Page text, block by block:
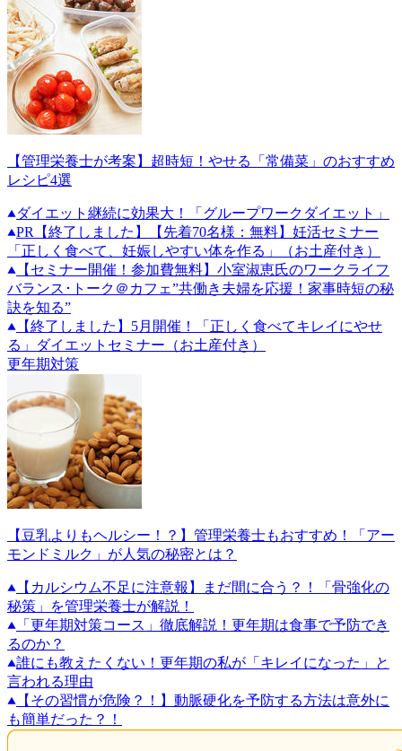
【管理栄養士が考案】超時短！やせる「常備菜」のおすすめ
レシピ4選
ダイエット継続に効果大！「グループワークダイエット」
PR
【終了しました】【先着70名様：無料】妊活セミナー
「正しく食べて、妊娠しやすい体を作る」（お土産付き）
【セミナー開催！参加費無料】小室淑恵氏のワークライフ
バランス･トーク＠カフェ”共働き夫婦を応援！家事時短の秘
訣を知る”
【終了しました】5月開催！「正しく食べてキレイにやせ
る」ダイエットセミナー（お土産付き）
更年期対策
【豆乳よりもヘルシー！？】管理栄養士もおすすめ！「アー
モンドミルク」が人気の秘密とは？
【カルシウム不足に注意報】まだ間に合う？！「骨強化の
秘策」を管理栄養士が解説！
「更年期対策コース」徹底解説！更年期は食事で予防でき
るのか？
誰にも教えたくない！更年期の私が「キレイになった」と
言われる理由
【その習慣が危険？！】動脈硬化を予防する方法は意外に
も簡単だった？！